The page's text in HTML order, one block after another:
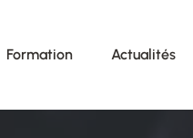
Formation Actualités